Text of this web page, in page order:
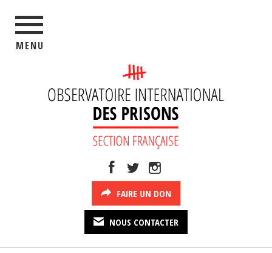
MENU
FAIRE UN DON
NOUS CONTACTER